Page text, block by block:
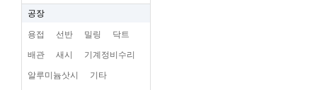
공장
용접 선반 밀링 닥트
배관 새시 기계정비수리
알루미늄삿시 기타